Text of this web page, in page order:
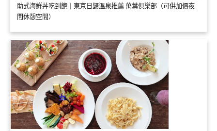
助式海鮮丼吃到飽｜東京日歸溫泉推薦 萬葉俱樂部（可供加價夜
間休憩空間）